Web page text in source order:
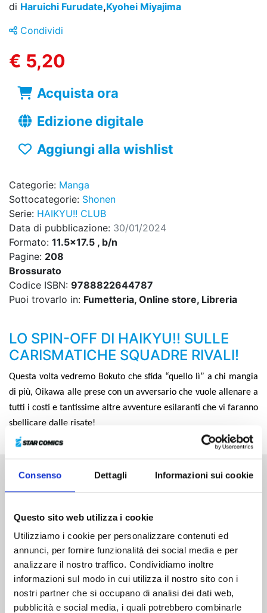
Consenso Dettagli Informazioni sui cookie
Questo sito web utilizza i cookie
Utilizziamo i cookie per personalizzare contenuti ed
annunci, per fornire funzionalità dei social media e per
analizzare il nostro traffico. Condividiamo inoltre
informazioni sul modo in cui utilizza il nostro sito con i
nostri partner che si occupano di analisi dei dati web,
pubblicità e social media, i quali potrebbero combinarle
di Haruichi Furudate,Kyohei Miyajima
Condividi
€ 5,20
Acquista ora
Edizione digitale
Aggiungi alla wishlist
Categorie: Manga
Sottocategorie: Shonen
Serie: HAIKYU!! CLUB
Data di pubblicazione: 30/01/2024
Formato: 11.5x17.5 , b/n
Pagine: 208
Brossurato
Codice ISBN: 9788822644787
Puoi trovarlo in: Fumetteria, Online store, Libreria
LO SPIN-OFF DI HAIKYU!! SULLE
CARISMATICHE SQUADRE RIVALI!
Questa volta vedremo Bokuto che sfida “quello lì” a chi mangia
di più, Oikawa alle prese con un avversario che vuole allenare a
tutti i costi e tantissime altre avventure esilaranti che vi faranno
sbellicare dalle risate!
Altri volumi della serie